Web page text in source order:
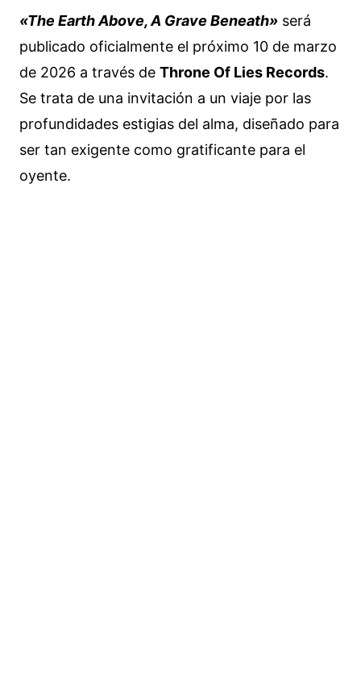
«The Earth Above, A Grave Beneath» será
publicado oficialmente el próximo 10 de marzo
de 2026 a través de Throne Of Lies Records.
Se trata de una invitación a un viaje por las
profundidades estigias del alma, diseñado para
ser tan exigente como gratificante para el
oyente.